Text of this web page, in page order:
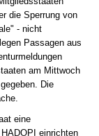
die Sperrung von
- nicht
Passagen aus
am Mittwoch
Die
eine
einrichten